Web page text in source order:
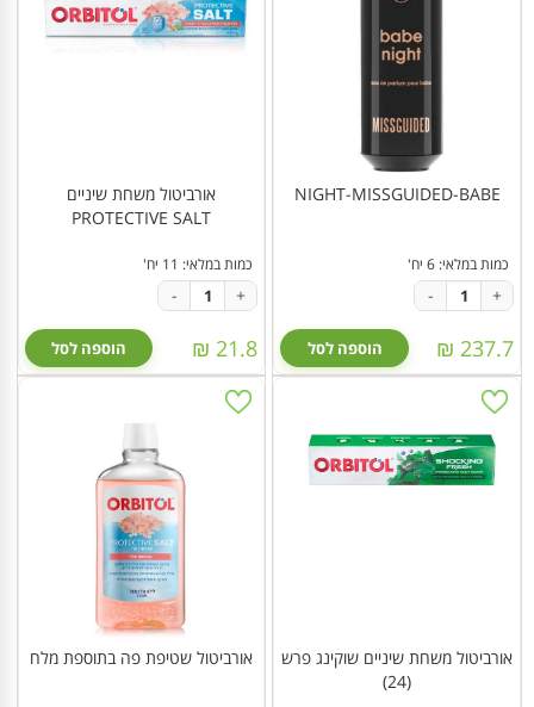
NIGHT-MISSGUIDED-BABE
כמות במלאי: 6 יח'
237.7 ₪
- +
הוספה לסל
אורביטול משחת שיניים
PROTECTIVE SALT
כמות במלאי: 11 יח'
21.8 ₪
- +
הוספה לסל
אורביטול משחת שיניים שוקינג פרש
(24)
אורביטול שטיפת פה בתוספת מלח